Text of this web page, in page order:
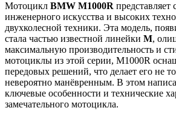
Мотоцикл BMW M1000R
инженерного искусства и высоких
двухколесной техники. Эта модель,
стала частью известной линейки M,
максимальную производительность и
мотоциклы из этой серии, M1000R
передовых решений, что делает его не
невероятно манёвренным. В этом
ключевые особенности и технические
замечательного мотоцикла.